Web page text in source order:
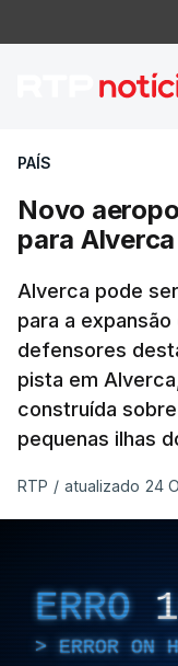
Novo
PAÍS
Novo
para
Alverca pode
para a
defensores
pista em
construída
pequenas ilhas
RTP / atualizado 24
ERRO
ERROR ON